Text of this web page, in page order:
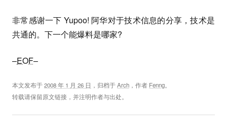
非常感谢一下 Yupoo! 阿华对于技术信息的分享，技术是
共通的。下一个能爆料是哪家?
–EOF–
本文发布于2008 年 1 月 26 日 ，归档于Arch ，作者 Fenng。
转载请保留原文链接，并注明作者与出处。